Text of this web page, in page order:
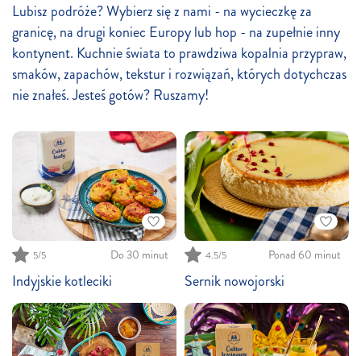
Lubisz podróże? Wybierz się z nami - na wycieczkę za
granicę, na drugi koniec Europy lub hop - na zupełnie inny
kontynent. Kuchnie świata to prawdziwa kopalnia przypraw,
smaków, zapachów, tekstur i rozwiązań, których dotychczas
nie znałeś. Jesteś gotów? Ruszamy!
5/5 Do 30 minut
Indyjskie kotleciki
4.5/5 Ponad 60 minut
Sernik nowojorski